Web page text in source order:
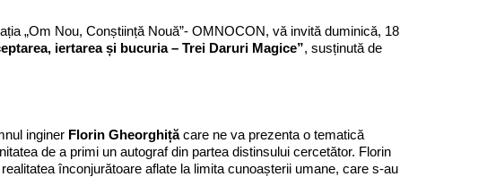
„Om Nou, Conștiință Nouă”- OMNOCON, vă invită duminică, 18
iertarea și bucuria – Trei Daruri Magice”, susținută de
inginer Florin Gheorghițăcare ne va prezenta o tematică
de a primi un autograf din partea distinsului cercetător. Florin
înconjurătoare aflate la limita cunoașterii umane, care s-au